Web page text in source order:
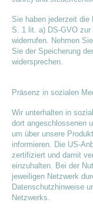
Sie haben jederzeit
S. 1 lit. a) DS-GVO zur
widerrufen. Nehmen
Sie der Speicherung
widersprechen.
Präsenz in sozialen
Wir unterhalten in
dort angeschlossenen
um über unsere
informieren. Die US-
zertifiziert und damit
einzuhalten. Bei der
jeweiligen Netzwerk
Datenschutzhinweise
Netzwerks.